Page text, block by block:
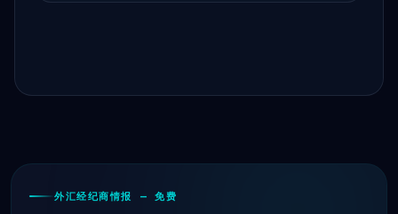
外汇经纪商情报 — 免费